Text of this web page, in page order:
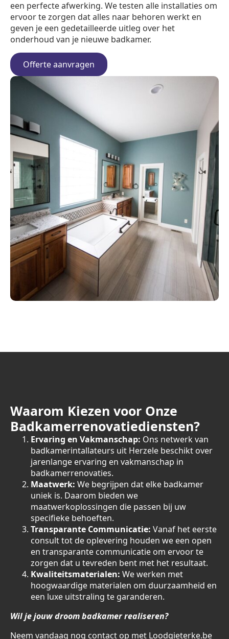
een perfecte afwerking. We testen alle installaties om
ervoor te zorgen dat alles naar behoren werkt en
geven je een gedetailleerde uitleg over het
onderhoud van je nieuwe badkamer.
Offerte aanvragen
Waarom Kiezen voor Onze
Badkamerrenovatiediensten?
Ervaring en Vakmanschap: Ons netwerk van
badkamerintallateurs uit Herzele beschikt over
jarenlange ervaring en vakmanschap in
badkamerrenovaties.
Maatwerk: We begrijpen dat elke badkamer
uniek is. Daarom bieden we
maatwerkoplossingen die passen bij uw
specifieke behoeften.
Transparante Communicatie: Vanaf het eerste
consult tot de oplevering houden we een open
en transparante communicatie om ervoor te
zorgen dat u tevreden bent met het resultaat.
Kwaliteitsmaterialen: We werken met
hoogwaardige materialen om duurzaamheid en
een luxe uitstraling te garanderen.
Wil je jouw droom badkamer realiseren?
Neem vandaag nog contact op met Loodgieterke.be